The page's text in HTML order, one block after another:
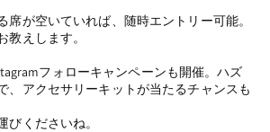
席が空いていれば、随時エントリー可能。
教えします。
フォローキャンペーンも開催。ハズ
、アクセサリーキットが当たるチャンスも
びくださいね。